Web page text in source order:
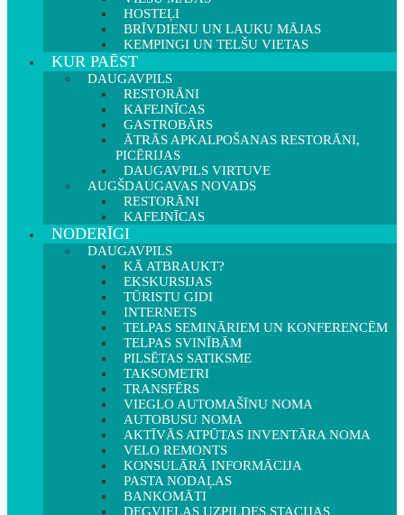
HOSTEĻI
BRĪVDIENU UN LAUKU MĀJAS
KEMPINGI UN TELŠU VIETAS
KUR PAĒST
DAUGAVPILS
RESTORĀNI
KAFEJNĪCAS
GASTROBĀRS
ĀTRĀS APKALPOŠANAS RESTORĀNI,
PICĒRIJAS
DAUGAVPILS VIRTUVE
AUGŠDAUGAVAS NOVADS
RESTORĀNI
KAFEJNĪCAS
NODERĪGI
DAUGAVPILS
KĀ ATBRAUKT?
EKSKURSIJAS
TŪRISTU GIDI
INTERNETS
TELPAS SEMINĀRIEM UN KONFERENCĒM
TELPAS SVINĪBĀM
PILSĒTAS SATIKSME
TAKSOMETRI
TRANSFĒRS
VIEGLO AUTOMAŠĪNU NOMA
AUTOBUSU NOMA
AKTĪVĀS ATPŪTAS INVENTĀRA NOMA
VELO REMONTS
KONSULĀRĀ INFORMĀCIJA
PASTA NODAĻAS
BANKOMĀTI
DEGVIELAS UZPILDES STACIJAS